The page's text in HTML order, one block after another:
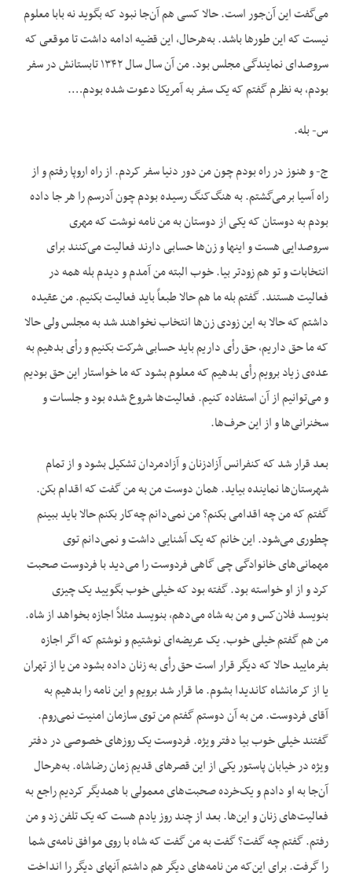
می‌گفت این آن‌جور است. حالا کسی هم آن‌جا نبود که بگوید نه بابا معلوم
نیست که این ‌طور‌ها باشد. به‌هرحال، این قضیه ادامه داشت تا موقعی که
سروصدای نمایندگی مجلس بود. من آن سال سال ۱۳۴۲ تابستانش در سفر
بودم، به نظرم گفتم که یک سفر به آمریکا دعوت شده بودم….
س- بله.
ج- و هنوز در راه بودم چون من دور دنیا سفر کردم. از راه اروپا رفتم و از
راه آسیا برمی‌گشتم. به هنگ‌کنگ رسیده بودم چون آدرسم را هر جا داده
بودم به دوستان که یکی از دوستان به من نامه نوشت که مهری
سروصدایی هست و اینها و زن‌ها حسابی دارند فعالیت می‌کنند برای
انتخابات و تو هم زودتر بیا. خوب البته من آمدم و دیدم بله همه در
فعالیت هستند. گفتم بله ما هم حالا طبعاً باید فعالیت بکنیم. من عقیده
داشتم که حالا به این زودی زن‌ها انتخاب نخواهند شد به مجلس ولی حالا
که ما حق داریم، حق رأی داریم باید حسابی شرکت بکنیم و رأی بدهیم به
عده‌ی زیاد برویم رأی بدهیم که معلوم بشود که ما خواستار این حق بودیم
و می‌توانیم از آن استفاده کنیم. فعالیت‌ها شروع شده بود و جلسات و
سخنرانی‌ها و از این حرف‌ها.
بعد قرار شد که کنفرانس آزادزنان و آزادمردان تشکیل بشود و از تمام
شهرستان‌ها نماینده بیاید. همان دوست من به من گفت که اقدام بکن.
گفتم که من چه اقدامی بکنم؟ من نمی‌دانم چه‌کار بکنم حالا باید ببینم
چطوری می‌شود. این خانم که یک آشنایی داشت و نمی‌دانم توی
مهمانی‌های خانوادگی چی‌ گاهی فردوست را می‌دید با فردوست صحبت
کرد و از او خواسته بود. گفته بود که خیلی خوب بگویید یک چیزی
بنویسد فلان‌کس و من به شاه می‌دهم، بنویسد مثلاً اجازه بخواهد از شاه.
من هم گفتم خیلی خوب. یک عریضه‌ای نوشتیم و نوشتم که اگر اجازه
بفرمایید حالا که دیگر قرار است حق رأی به زنان داده بشود من یا از تهران
یا از کرمانشاه کاندیدا بشوم. ما قرار شد برویم و این نامه را بدهیم به
آقای فردوست. من به آن دوستم گفتم من توی سازمان امنیت نمی‌روم.
گفتند خیلی خوب بیا دفتر ویژه. فردوست یک روزهای خصوصی در دفتر
ویژه در خیابان پاستور یکی از این قصرهای قدیم زمان رضاشاه. به‌هرحال
آن‌جا به او دادم و یک‌خرده صحبت‌های معمولی با همدیگر کردیم راجع به
فعالیت‌های زنان و این‌ها. بعد از چند روز یادم هست که یک تلفن زد و من
رفتم. گفتم چه گفت؟ گفت به من گفت که شاه با روی موافق نامه‌ی شما
را گرفت. برای این‌که من نامه‌های دیگر هم داشتم آنهای دیگر را انداخت